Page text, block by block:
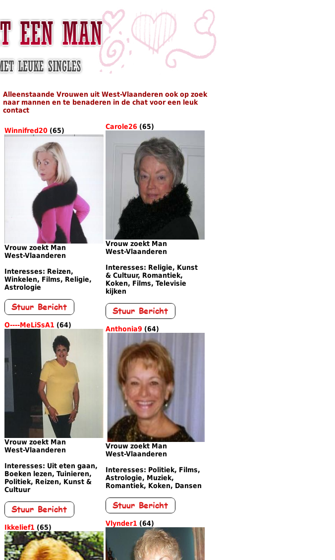
Alleenstaande Vrouwen uit West-Vlaanderen ook op zoek
naar mannen en te benaderen in de chat voor een leuk
contact
Winnifred20 (65)
Vrouw zoekt Man
West-Vlaanderen
Interesses: Reizen,
Winkelen, Films, Religie,
Astrologie
Carole26 (65)
Vrouw zoekt Man
West-Vlaanderen
Interesses: Religie, Kunst
& Cultuur, Romantiek,
Koken, Films, Televisie
kijken
O----MeLiSsA1 (64)
Vrouw zoekt Man
West-Vlaanderen
Interesses: Uit eten gaan,
Boeken lezen, Tuinieren,
Politiek, Reizen, Kunst &
Cultuur
Anthonia9 (64)
Vrouw zoekt Man
West-Vlaanderen
Interesses: Politiek, Films,
Astrologie, Muziek,
Romantiek, Koken, Dansen
Ikkelief1 (65) Vlynder1 (64)